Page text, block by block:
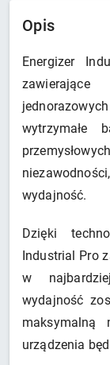
Opis
Energizer
wytrzymałe
wydajność.
Dzięki
Industrial Pro
w
wydajność
urządzenia